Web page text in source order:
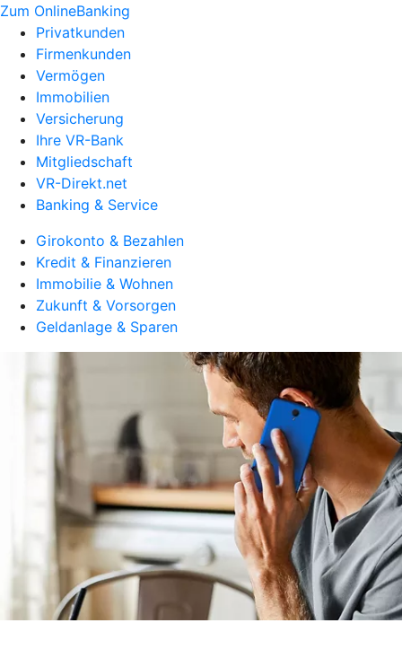
Zum OnlineBanking
Privatkunden
Firmenkunden
Vermögen
Immobilien
Versicherung
Ihre VR-Bank
Mitgliedschaft
VR-Direkt.net
Banking & Service
Girokonto & Bezahlen
Kredit & Finanzieren
Immobilie & Wohnen
Zukunft & Vorsorgen
Geldanlage & Sparen